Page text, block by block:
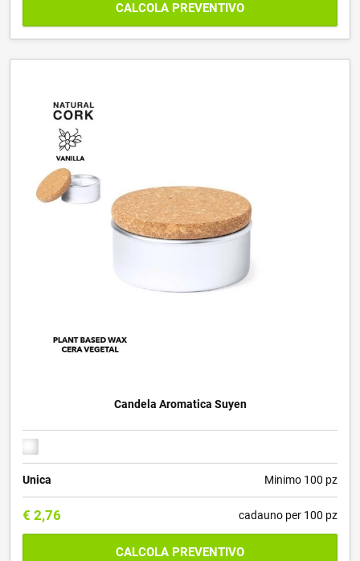
CALCOLA PREVENTIVO
Candela Aromatica Suyen
Unica Minimo 100 pz
€ 2,76 cadauno per 100 pz
CALCOLA PREVENTIVO